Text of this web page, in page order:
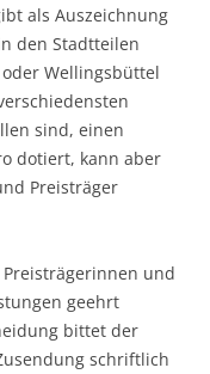
als Auszeichnung
den Stadtteilen
Wellingsbüttel
sind, einen
dotiert, kann aber
Preisträger
und
geehrt
bittet der
schriftlich